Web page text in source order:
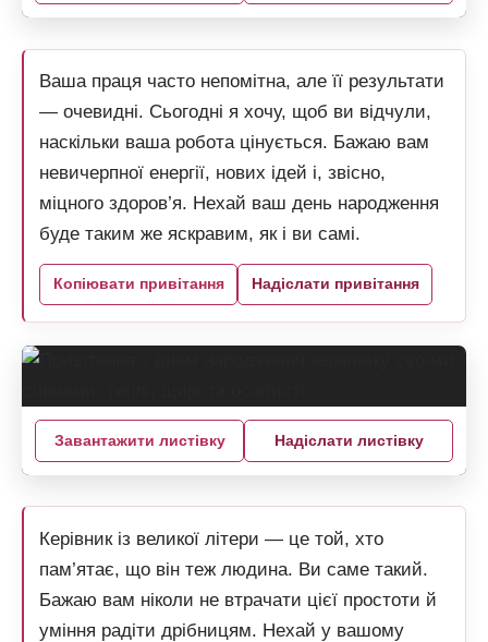
Ваша праця часто непомітна, але її результати
— очевидні. Сьогодні я хочу, щоб ви відчули,
наскільки ваша робота цінується. Бажаю вам
невичерпної енергії, нових ідей і, звісно,
міцного здоров’я. Нехай ваш день народження
буде таким же яскравим, як і ви самі.
Копіювати привітання Надіслати привітання
Завантажити листівку Надіслати листівку
Керівник із великої літери — це той, хто
пам’ятає, що він теж людина. Ви саме такий.
Бажаю вам ніколи не втрачати цієї простоти й
уміння радіти дрібницям. Нехай у вашому